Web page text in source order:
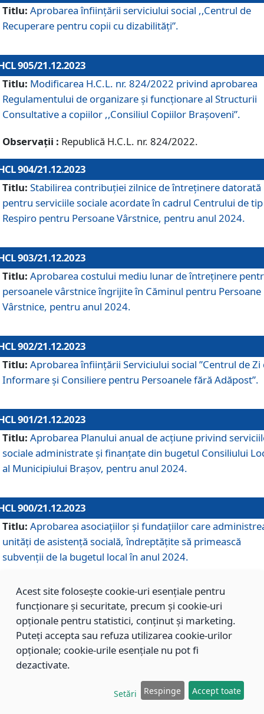
Titlu: Aprobarea înființării serviciului social ,,Centrul de
Recuperare pentru copii cu dizabilități”.
905/21.12.2023
Titlu: Modificarea H.C.L. nr. 824/2022 privind aprobarea
Regulamentului de organizare şi funcţionare al Structurii
Consultative a copiilor ,,Consiliul Copiilor Braşoveni”.
Observații : Republică H.C.L. nr. 824/2022.
904/21.12.2023
Titlu: Stabilirea contribuţiei zilnice de întreținere datorată
pentru serviciile sociale acordate în cadrul Centrului de tip
Respiro pentru Persoane Vârstnice, pentru anul 2024.
903/21.12.2023
Titlu: Aprobarea costului mediu lunar de întreţinere
persoanele vârstnice îngrijite în Căminul pentru Persoane
Vârstnice, pentru anul 2024.
902/21.12.2023
Titlu: Aprobarea înființării Serviciului social ”Centrul de Zi
Informare și Consiliere pentru Persoanele fără Adăpost”.
901/21.12.2023
Titlu: Aprobarea Planului anual de acțiune privind
sociale administrate și finanțate din bugetul Consiliului
al Municipiului Brașov, pentru anul 2024.
900/21.12.2023
Titlu: Aprobarea asociațiilor şi fundațiilor care
unități de asistenţă socială, îndreptăţite să primească
subvenţii de la bugetul local în anul 2024.
899/21.12.2023
Aprobarea standardelor de cost pentru serviciile
sociale furnizate în cadrul Direcției de Asistență Socială
Brașov, pentru anul 2024.
Modificarea Anexei la H.C.L. nr. 91 din 09.02.2018,
Acest site folosește cookie-uri esențiale pentru
funcționare și securitate, precum și cookie-uri
opționale pentru statistici, conținut și marketing.
Puteți accepta sau refuza utilizarea cookie-urilor
opționale; cookie-urile esențiale nu pot fi
dezactivate.
Setări Respinge Accept toate